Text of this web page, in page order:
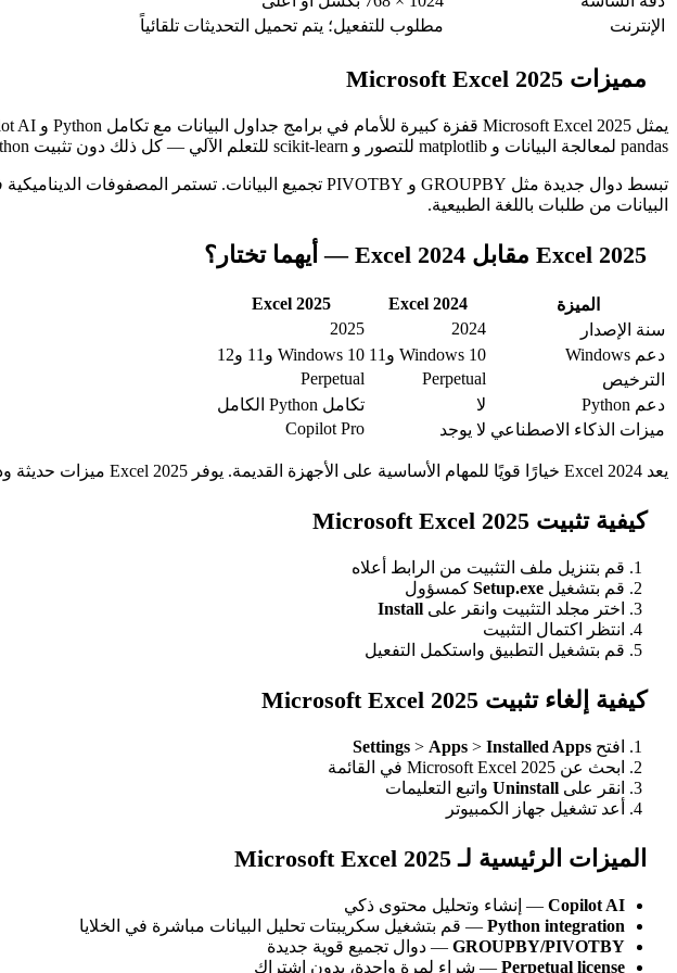
الإنترنت
مطلوب للتفعيل؛ يتم تحميل التحديثات تلقائياً
مميزات Microsoft Excel 2025
pandas لمعالجة البيانات و matplotlib للتصور و scikit-learn للتعلم الآلي — كل ذلك دون تثبيت Python بشكل منفصل.
البيانات من طلبات باللغة الطبيعية.
Excel 2025 مقابل Excel 2024 — أيهما تختار؟
الميزة Excel 2024
Excel 2025
سنة الإصدار
2024
2025
دعم Windows
Windows 10 و11
Windows 10 و11 و12
الترخيص
Perpetual
Perpetual
دعم Python
لا
تكامل Python الكامل
ميزات الذكاء الاصطناعي لا يوجد Copilot Pro
يعد Excel 2024 خيارًا قويًا للمهام الأساسية على الأجهزة القديمة. يوفر Excel 2025 ميزات حديثة ودعمًا موسعًا للمستخدمين الذين يحتاجون إلى أحدث الإمكانيات.
كيفية تثبيت Microsoft Excel 2025
قم بتنزيل ملف التثبيت من الرابط أعلاه
قم بتشغيل Setup.exe كمسؤول
اختر مجلد التثبيت وانقر على Install
انتظر اكتمال التثبيت
قم بتشغيل التطبيق واستكمل التفعيل
كيفية إلغاء تثبيت Microsoft Excel 2025
افتح Settings > Apps > Installed Apps
ابحث عن Microsoft Excel 2025 في القائمة
انقر على Uninstall واتبع التعليمات
أعد تشغيل جهاز الكمبيوتر
الميزات الرئيسية لـ Microsoft Excel 2025
Copilot AI — إنشاء وتحليل محتوى ذكي
Python integration — قم بتشغيل سكريبتات تحليل البيانات مباشرة في الخلايا
GROUPBY/PIVOTBY — دوال تجميع قوية جديدة
Perpetual license — شراء لمرة واحدة، بدون اشتراك